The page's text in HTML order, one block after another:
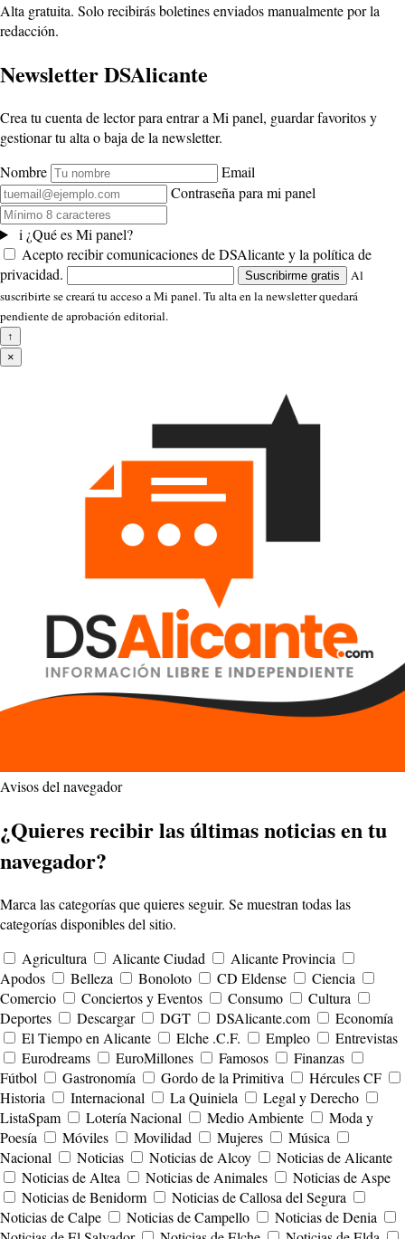
Alta gratuita. Solo recibirás boletines enviados manualmente por la
redacción.
Newsletter DSAlicante
Crea tu cuenta de lector para entrar a Mi panel, guardar favoritos y
gestionar tu alta o baja de la newsletter.
Nombre
Email
Contraseña para mi panel
i ¿Qué es Mi panel?
Acepto recibir comunicaciones de DSAlicante y la política de
privacidad.
Suscribirme gratis
Al
suscribirte se creará tu acceso a Mi panel. Tu alta en la newsletter quedará
pendiente de aprobación editorial.
↑
×
Avisos del navegador
¿Quieres recibir las últimas noticias en tu
navegador?
Marca las categorías que quieres seguir. Se muestran todas las
categorías disponibles del sitio.
Agricultura
Alicante Ciudad
Alicante Provincia
Apodos
Belleza Bonoloto CD Eldense
Ciencia
Comercio
Conciertos y Eventos Consumo
Cultura
Deportes
Descargar DGT DSAlicante.com
Economía
El Tiempo en Alicante
Elche .C.F. Empleo
Entrevistas
Eurodreams
EuroMillones Famosos
Finanzas
Fútbol
Gastronomía Gordo de la Primitiva
Hércules CF
Historia
Internacional La Quiniela
Legal y Derecho
ListaSpam
Lotería Nacional Medio Ambiente
Moda y
Poesía
Móviles Movilidad Mujeres
Música
Nacional
Noticias Noticias de Alcoy
Noticias de Alicante
Noticias de Altea
Noticias de Animales
Noticias de Aspe
Noticias de Benidorm
Noticias de Callosa del Segura
Noticias de Calpe
Noticias de Campello
Noticias de Denia